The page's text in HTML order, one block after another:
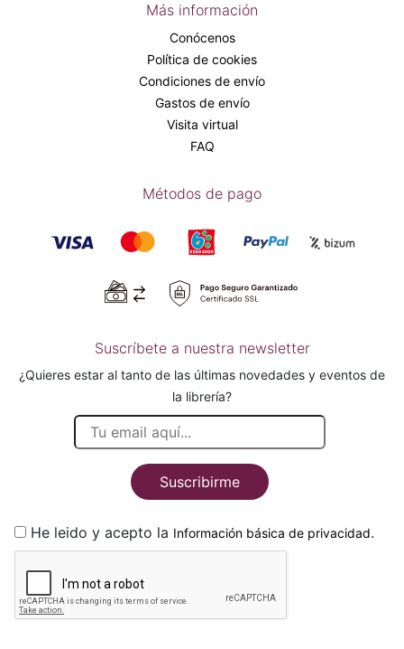
Más información
Conócenos
Política de cookies
Condiciones de envío
Gastos de envío
Visita virtual
FAQ
Métodos de pago
Suscríbete a nuestra newsletter
¿Quieres estar al tanto de las últimas novedades y eventos de
la librería?
Suscribirme
He leido y acepto la Información básica de privacidad.